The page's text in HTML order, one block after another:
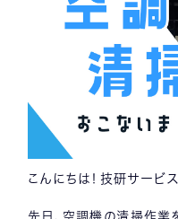
こんにちは！技研サービ
先日、空調機の清掃作業